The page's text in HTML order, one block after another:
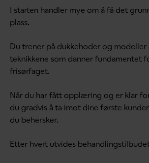
I starten handler mye om å få det
plass.
Du trener på dukkehoder og
teknikkene som danner fundamentet
frisørfaget.
Når du har fått opplæring og er klar
du gradvis å ta imot dine første
du behersker.
Etter hvert utvides